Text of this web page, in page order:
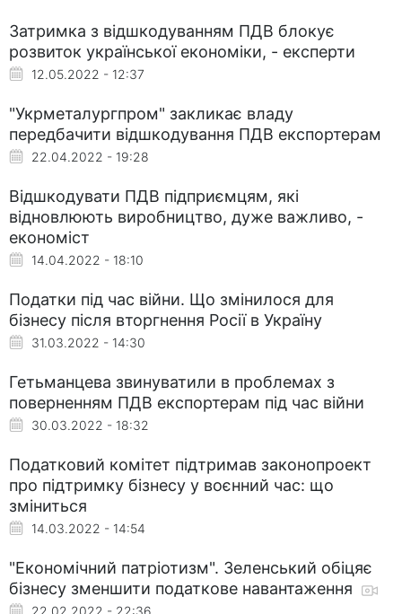
Затримка з відшкодуванням ПДВ блокує
розвиток української економіки, - експерти
12.05.2022 - 12:37
"Укрметалургпром" закликає владу
передбачити відшкодування ПДВ експортерам
22.04.2022 - 19:28
Відшкодувати ПДВ підприємцям, які
відновлюють виробництво, дуже важливо, -
економіст
14.04.2022 - 18:10
Податки під час війни. Що змінилося для
бізнесу після вторгнення Росії в Україну
31.03.2022 - 14:30
Гетьманцева звинуватили в проблемах з
поверненням ПДВ експортерам під час війни
30.03.2022 - 18:32
Податковий комітет підтримав законопроект
про підтримку бізнесу у воєнний час: що
зміниться
14.03.2022 - 14:54
"Економічний патріотизм". Зеленський обіцяє
бізнесу зменшити податкове навантаження
22.02.2022 - 22:36